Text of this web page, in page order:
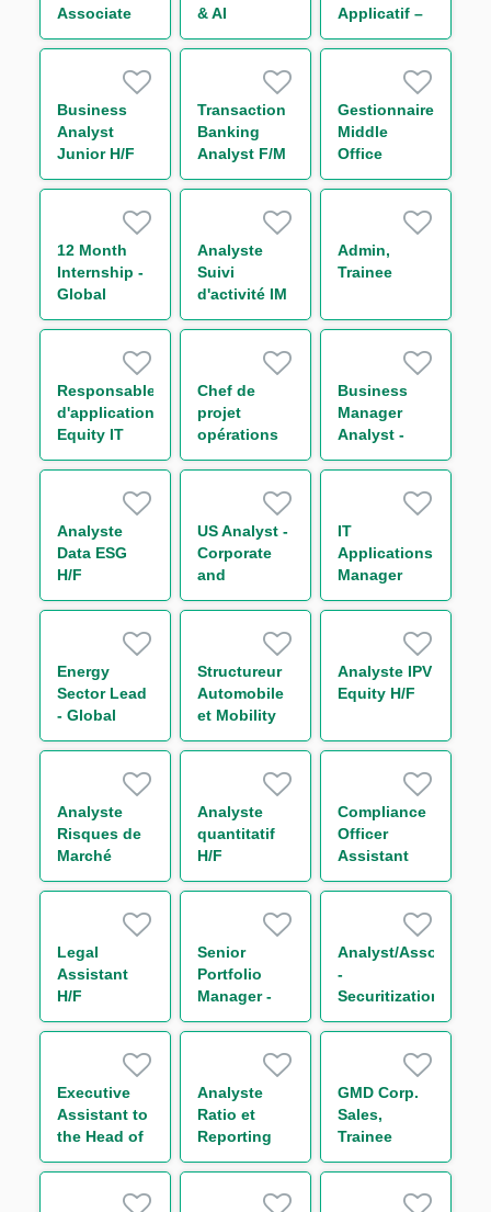
Associate
Leveraged
& AI
Innovation
Applicatif –
Global
Office H/F
Business
Analyst
Junior H/F
Transaction
Banking
Analyst F/M
Gestionnaire
Middle
Office
Titrisation
12 Month
Internship -
Global
Markets
Operations -
Support to
Chief
Operating
Officer
Analyste
Suivi
d'activité IM
& Collateral
Admin,
Trainee
Responsable
d'application
Equity IT
Regulatory
Chef de
projet
opérations
de marché
Business
Manager
Analyst -
Capital
Analyste
Data ESG
H/F
US Analyst -
Corporate
and
Leveraged
IT
Applications
Manager
Energy
Sector Lead
- Global
Trade and
Structureur
Automobile
et Mobility
securitisation
Analyste IPV
Equity H/F
Analyste
Risques de
Marché
Consolidés
Analyste
quantitatif
H/F
Compliance
Officer
Assistant
H/F
Legal
Assistant
H/F
Senior
Portfolio
Manager -
Securitization
Analyst/Associate
-
Securitization
Executive
Assistant to
the Head of
CMF
Analyste
Ratio et
Reporting
Prudentiel -
GMD Corp.
Sales,
Trainee